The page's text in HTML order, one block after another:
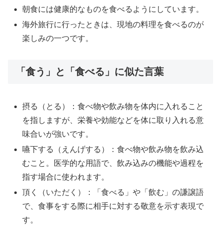
朝食には健康的なものを食べるようにしています。
海外旅行に行ったときは、現地の料理を食べるのが
楽しみの一つです。
「食う」と「食べる」に似た言葉
摂る（とる）：食べ物や飲み物を体内に入れること
を指しますが、栄養や効能などを体に取り入れる意
味合いが強いです。
嚥下する（えんげする）：食べ物や飲み物を飲み込
むこと。医学的な用語で、飲み込みの機能や過程を
指す場合に使われます。
頂く（いただく）：「食べる」や「飲む」の謙譲語
で、食事をする際に相手に対する敬意を示す表現で
す。